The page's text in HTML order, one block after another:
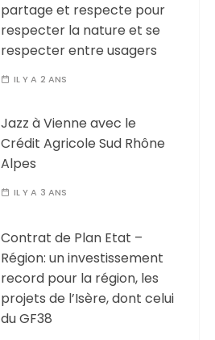
partage et respecte pour
respecter la nature et se
respecter entre usagers
IL Y A 2 ANS
Jazz à Vienne avec le
Crédit Agricole Sud Rhône
Alpes
IL Y A 3 ANS
Contrat de Plan Etat –
Région: un investissement
record pour la région, les
projets de l’Isère, dont celui
du GF38